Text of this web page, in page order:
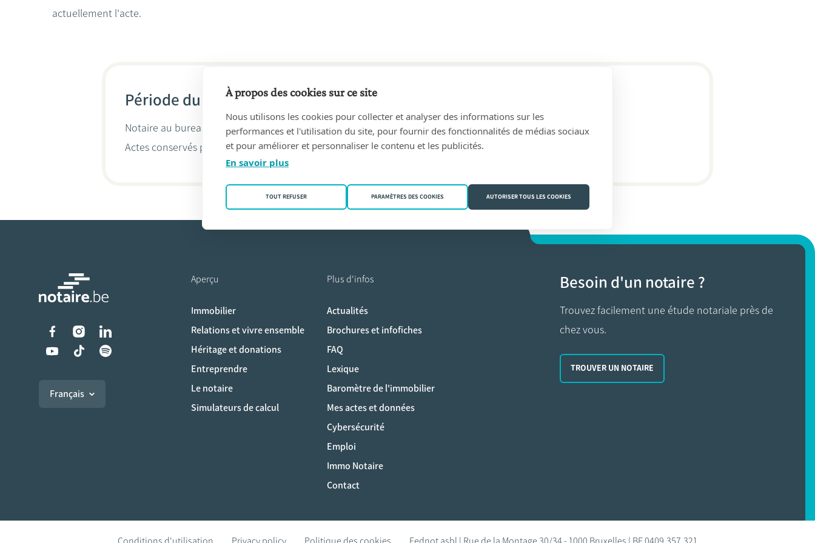
actuellement l'acte.
Période du 20/12/2023 au aujourd'hui
Notaire au bureau Pauline RAVAUX - Notaire(7640 Antoing)
Actes conservés par
Pauline Ravaux
Liens vers les réseaux sociaux
Français
Aperçu
Immobilier
Relations et vivre ensemble
Héritage et donations
Entreprendre
Le notaire
Simulateurs de calcul
Plus d'infos
Actualités
Brochures et infofiches
FAQ
Lexique
Baromètre de l'immobilier
Mes actes et données
Cybersécurité
Emploi
Immo Notaire
Contact
Besoin d'un notaire ?
Trouvez facilement une étude notariale près de
chez vous.
TROUVER UN NOTAIRE
À propos des cookies sur ce site
Nous utilisons les cookies pour collecter et analyser des informations sur les
performances et l'utilisation du site, pour fournir des fonctionnalités de médias sociaux
et pour améliorer et personnaliser le contenu et les publicités.
En savoir plus
TOUT REFUSER PARAMÈTRES DES COOKIES AUTORISER TOUS LES COOKIES